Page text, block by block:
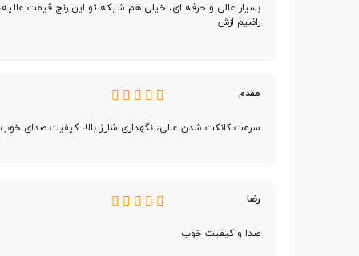
رابط بلوتوث
محدوده عملکرد
حذف صدای محیط
بسیار عالی و حرفه ای، خیلی هم شیکه تو این رنج قیمت
راضیم ازش
مقدم
سرعت کانکت شدن عالی، نگهداری شارژ بالا، کیفیت صدای خوب
رضا
صدا و کیفیت خوب